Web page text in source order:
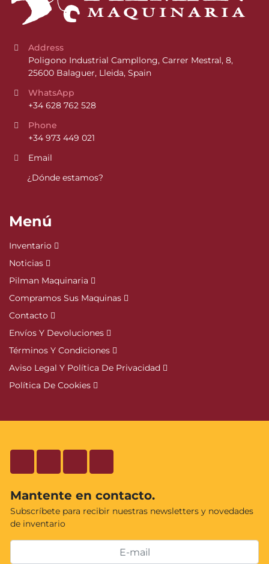
Mantente en contacto.
Subscríbete para recibir nuestras newsletters y novedades
de inventario
Address
Poligono Industrial Campllong, Carrer Mestral, 8,
25600 Balaguer, Lleida, Spain
WhatsApp
+34 628 762 528
Phone
+34 973 449 021
Email
¿Dónde estamos?
Menú
Inventario
Noticias
Pilman Maquinaria
Compramos Sus Maquinas
Contacto
Envíos Y Devoluciones
Términos Y Condiciones
Aviso Legal Y Política De Privacidad
Política De Cookies